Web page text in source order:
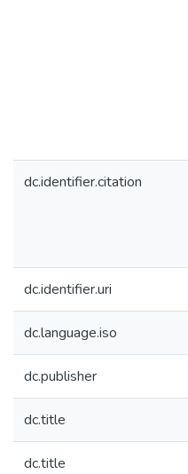
dc.identifier.citation
dc.identifier.uri
dc.language.iso
dc.publisher
dc.title
dc.title